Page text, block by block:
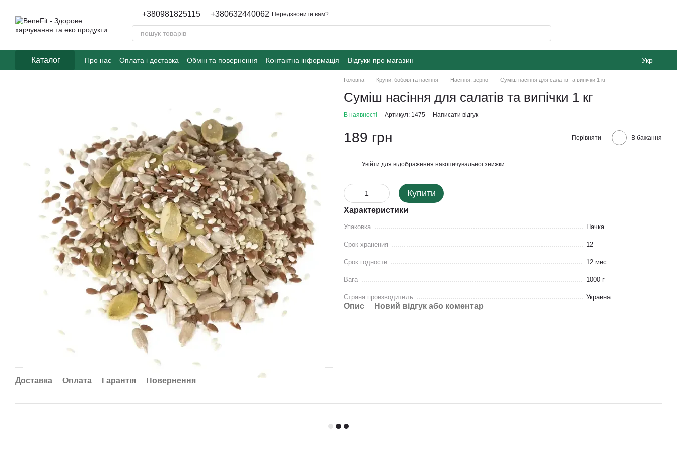
+380981825115 +380632440062 Передзвонити вам?
Каталог Про нас Оплата і доставка Обмін та повернення Контактна інформація Відгуки про магазин Укр
Доставка Оплата Гарантія Повернення
Головна Крупи, бобові та насіння Насіння, зерно Суміш насіння для салатів та випічки 1 кг
Суміш насіння для салатів та випічки 1 кг
В наявності Артикул: 1475 Написати відгук
189 грн Порівняти В бажання
Увійти для відображення накопичувальної знижки
Купити
Характеристики
Упаковка Пачка
Срок хранения 12
Срок годности 12 мес
Вага 1000 г
Страна производитель Украина
Опис Новий відгук або коментар